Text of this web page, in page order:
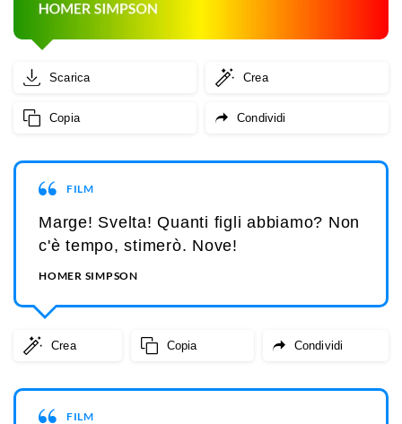
Scarica Crea
Copia Condividi
FILM
Marge! Svelta! Quanti figli abbiamo? Non
c'è tempo, stimerò. Nove!
HOMER SIMPSON
Crea Copia Condividi
FILM